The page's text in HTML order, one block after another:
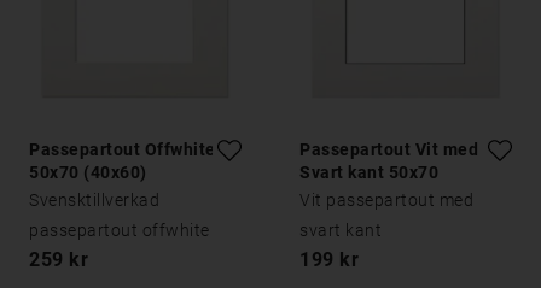
Passepartout Offwhite
50x70 (40x60)
Svensktillverkad
passepartout offwhite
259 kr
Passepartout Vit med
Svart kant 50x70
Vit passepartout med
svart kant
199 kr